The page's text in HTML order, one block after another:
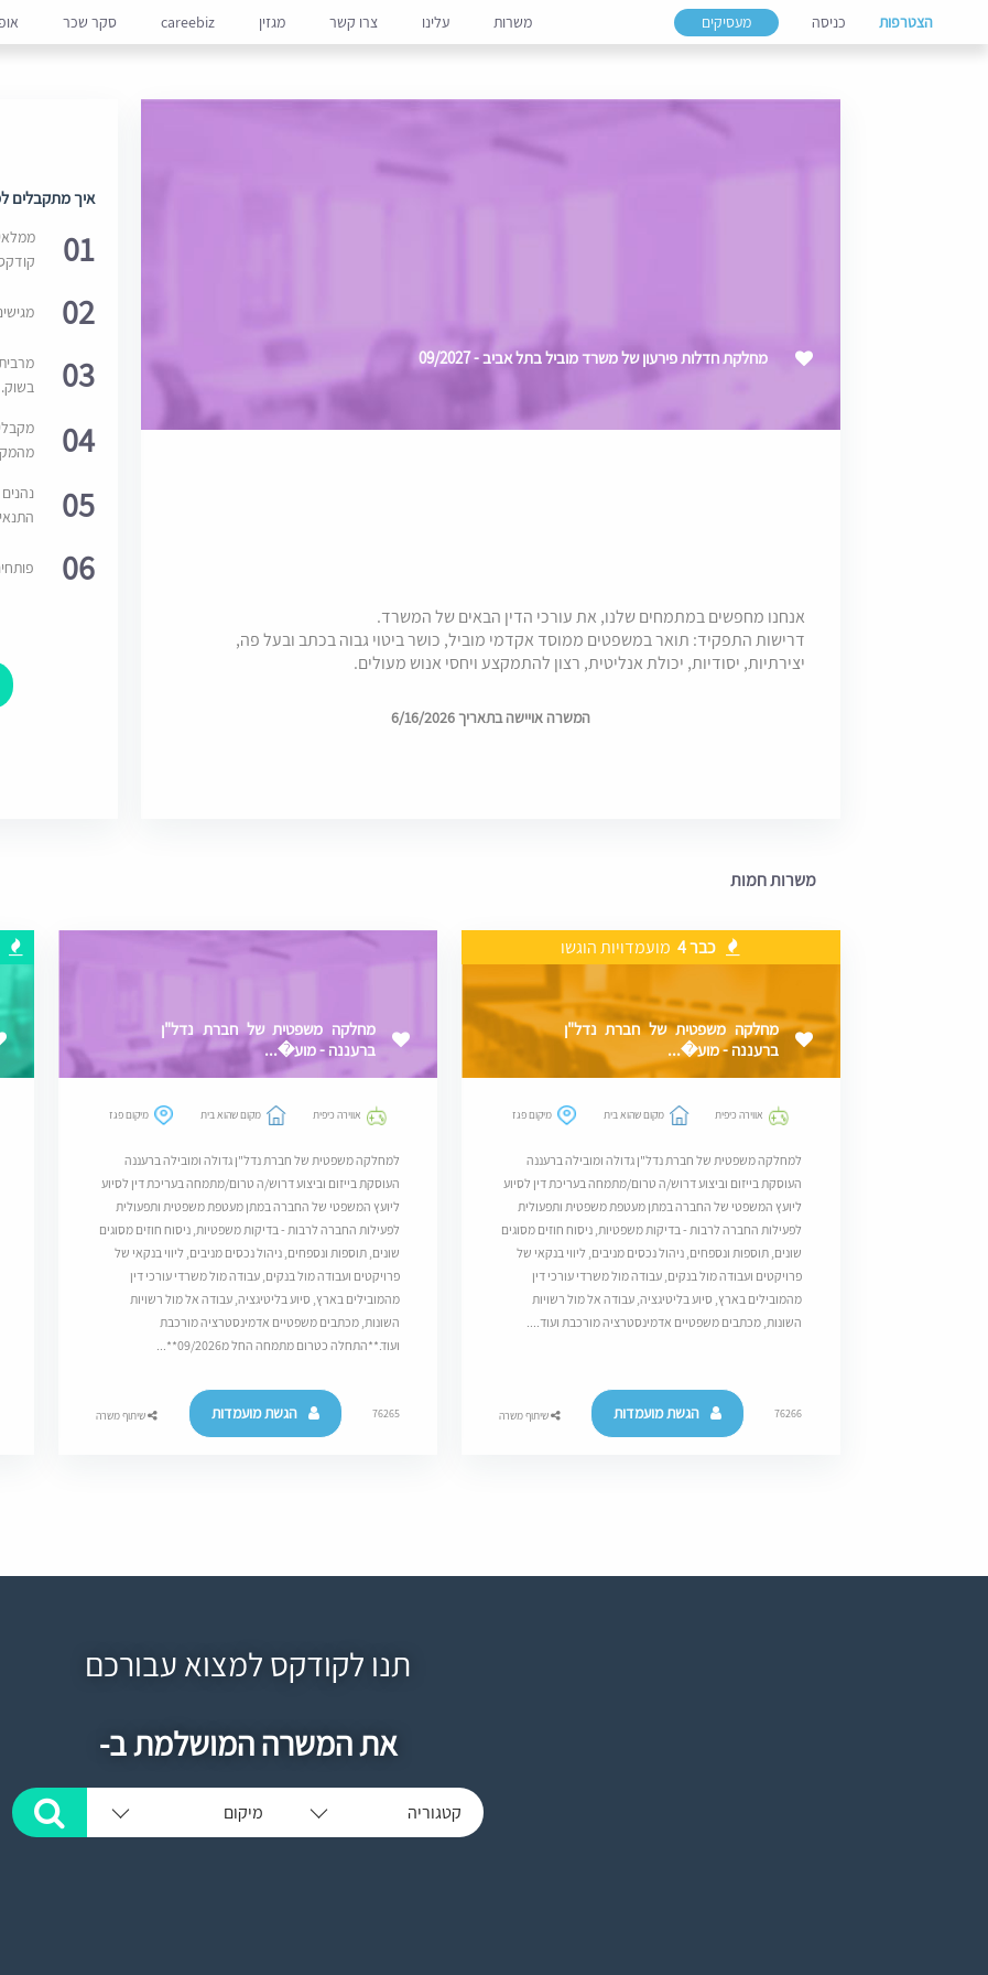
הצטרפות כניסה מעסיקים משרות עלינו צרו קשר מגזין careebiz סקר שכר
מחלקת חדלות פירעון של משרד מוביל בתל אביב - 09/2027
אנחנו מחפשים במתמחים שלנו, את עורכי הדין הבאים של המשרד.
דרישות התפקיד: תואר במשפטים ממוסד אקדמי מוביל, כושר ביטוי גבוה בכתב ובעל פה,
יצירתיות, יסודיות, יכולת אנליטית, רצון להתמקצע ויחסי אנוש מעולים.
המשרה אויישה בתאריך 6/16/2026
איך מתקבלים
01
02
03
04
05
06
משרות חמות
כבר 4 מועמדויות הוגשו
מחלקה משפטית של חברת נדל"ן
ברעננה - מוע�...
אווירה כיפית מקום שהוא בית מיקום פגז
למחלקה משפטית של חברת נדל"ן גדולה ומובילה ברעננה
העוסקת בייזום וביצוע דרוש/ה טרום/מתמחה בעריכת דין לסיוע
ליועץ המשפטי של החברה במתן מעטפת משפטית ותפעולית
לפעילות החברה לרבות - בדיקות משפטיות, ניסוח חוזים מסוגים
שונים, תוספות ונספחים, ניהול נכסים מניבים, ליווי בנקאי של
פרויקטים ועבודה מול בנקים, עבודה מול משרדי עורכי דין
מהמובילים בארץ, סיוע בליטיגציה, עבודה אל מול רשויות
השונות, מכתבים משפטיים אדמינסטרציה מורכבת ועוד....
76266 הגשת מועמדות שיתוף משרה
מחלקה משפטית של חברת נדל"ן
ברעננה - מוע�...
אווירה כיפית מקום שהוא בית מיקום פגז
למחלקה משפטית של חברת נדל"ן גדולה ומובילה ברעננה
העוסקת בייזום וביצוע דרוש/ה טרום/מתמחה בעריכת דין לסיוע
ליועץ המשפטי של החברה במתן מעטפת משפטית ותפעולית
לפעילות החברה לרבות - בדיקות משפטיות, ניסוח חוזים מסוגים
שונים, תוספות ונספחים, ניהול נכסים מניבים, ליווי בנקאי של
פרויקטים ועבודה מול בנקים, עבודה מול משרדי עורכי דין
מהמובילים בארץ, סיוע בליטיגציה, עבודה אל מול רשויות
השונות, מכתבים משפטיים אדמינסטרציה מורכבת
ועוד.**התחלה כטרום מתמחה החל מ09/2026**...
76265 הגשת מועמדות שיתוף משרה
תנו לקודקס למצוא עבורכם
את המשרה המושלמת ב-
קטגוריה מיקום